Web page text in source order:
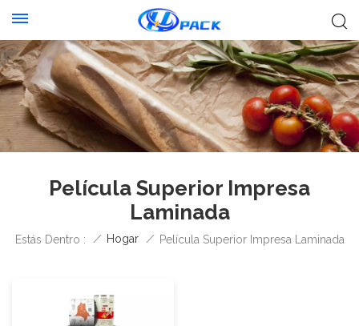
Película Superior Impresa
Laminada
Estás Dentro : / Hogar / Película Superior Impresa Laminada